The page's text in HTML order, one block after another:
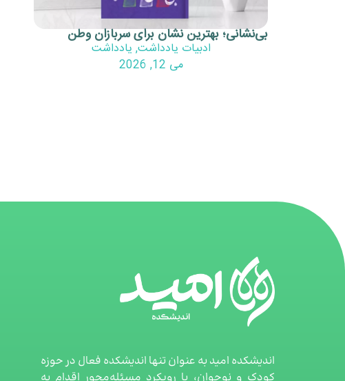
بی‌نشانی؛ بهترین نشان برای سربازان وطن
ادبیات یادداشت, یادداشت
می 12, 2026
اندیشکده امید به عنوان تنها اندیشکده فعال در حوزه